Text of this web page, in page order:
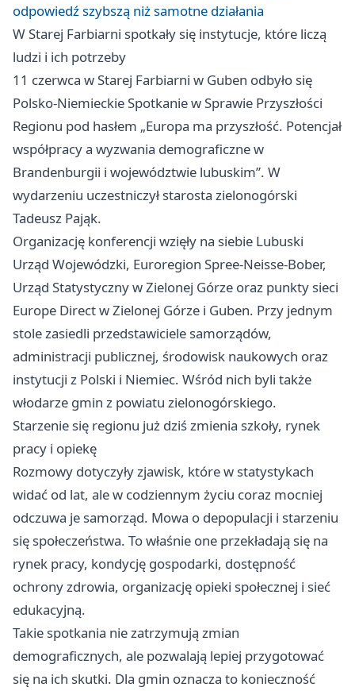
odpowiedź szybszą niż samotne działania
W Starej Farbiarni spotkały się instytucje, które liczą
ludzi i ich potrzeby
11 czerwca w Starej Farbiarni w Guben odbyło się
Polsko-Niemieckie Spotkanie w Sprawie Przyszłości
Regionu pod hasłem „Europa ma przyszłość. Potencjał
współpracy a wyzwania demograficzne w
Brandenburgii i województwie lubuskim”. W
wydarzeniu uczestniczył starosta zielonogórski
Tadeusz Pająk.
Organizację konferencji wzięły na siebie Lubuski
Urząd Wojewódzki, Euroregion Spree-Neisse-Bober,
Urząd Statystyczny w Zielonej Górze oraz punkty sieci
Europe Direct w Zielonej Górze i Guben. Przy jednym
stole zasiedli przedstawiciele samorządów,
administracji publicznej, środowisk naukowych oraz
instytucji z Polski i Niemiec. Wśród nich byli także
włodarze gmin z powiatu zielonogórskiego.
Starzenie się regionu już dziś zmienia szkoły, rynek
pracy i opiekę
Rozmowy dotyczyły zjawisk, które w statystykach
widać od lat, ale w codziennym życiu coraz mocniej
odczuwa je samorząd. Mowa o depopulacji i starzeniu
się społeczeństwa. To właśnie one przekładają się na
rynek pracy, kondycję gospodarki, dostępność
ochrony zdrowia, organizację opieki społecznej i sieć
edukacyjną.
Takie spotkania nie zatrzymują zmian
demograficznych, ale pozwalają lepiej przygotować
się na ich skutki. Dla gmin oznacza to konieczność